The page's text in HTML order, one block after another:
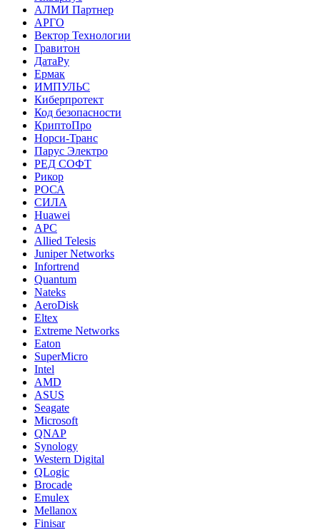
АЛМИ Партнер
АРГО
Вектор Технологии
Гравитон
ДатаРу
Ермак
ИМПУЛЬС
Киберпротект
Код безопасности
КриптоПро
Норси-Транс
Парус Электро
РЕД СОФТ
Рикор
РОСА
СИЛА
Huawei
APC
Allied Telesis
Juniper Networks
Infortrend
Quantum
Nateks
AeroDisk
Eltex
Extreme Networks
Eaton
SuperMicro
Intel
AMD
ASUS
Seagate
Microsoft
QNAP
Synology
Western Digital
QLogic
Brocade
Emulex
Mellanox
Finisar